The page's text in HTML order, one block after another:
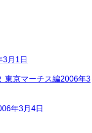
3月1日
東京マーチス編2006年3
年3月4日